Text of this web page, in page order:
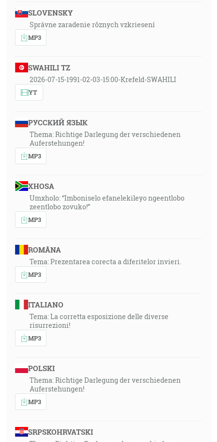
SLOVENSKY
Správne zaradenie rôznych vzkriesení
MP3
SWAHILI TZ
2026-07-15-1991-02-03-15:00-Krefeld-SWAHILI
YT
РУССКИЙ ЯЗЫК
Thema: Richtige Darlegung der verschiedenen
Auferstehungen!
MP3
XHOSA
Umxholo: “Imboniselo efanelekileyo ngeentlobo
zeentlobo zovuko!”
MP3
ROMÂNA
Tema: Prezentarea corecta a diferitelor invieri.
MP3
ITALIANO
Tema: La corretta esposizione delle diverse
risurrezioni!
MP3
POLSKI
Thema: Richtige Darlegung der verschiedenen
Auferstehungen!
MP3
SRPSKOHRVATSKI